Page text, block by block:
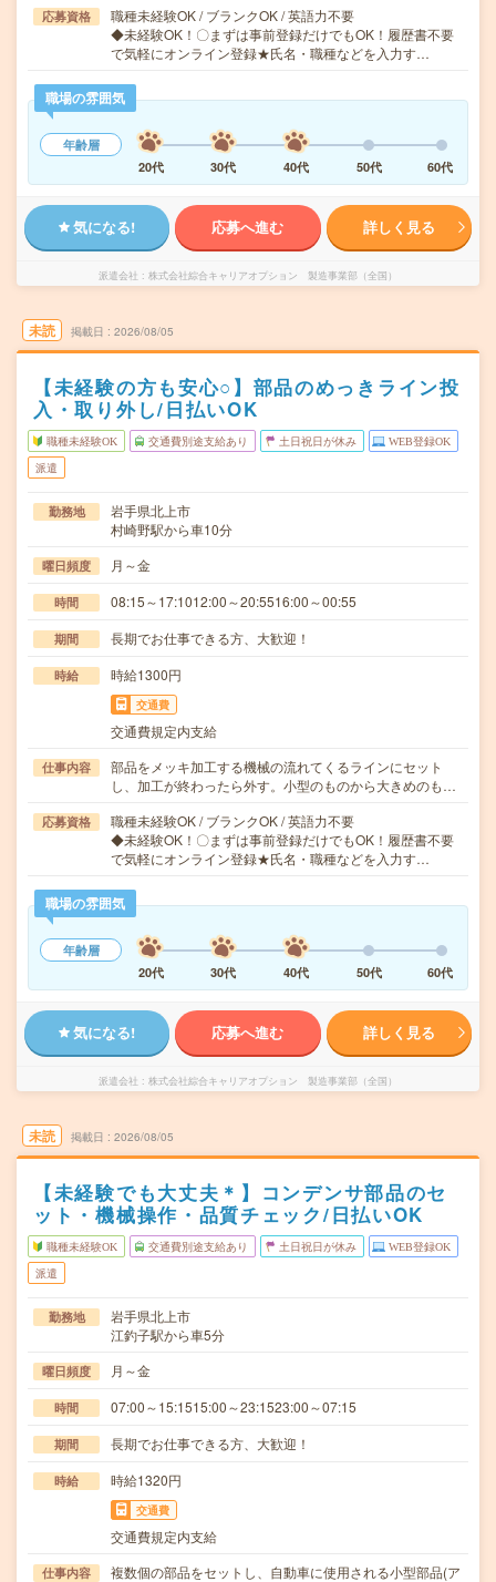
応募資格
職種未経験OK / ブランクOK / 英語力不要
◆未経験OK！〇まずは事前登録だけでもOK！履歴書不要
で気軽にオンライン登録★氏名・職種などを入力す…
職場の雰囲気
年齢層
20代
30代 40代 50代 60代
気になる! 応募へ進む 詳しく見る
派遣会社 株式会社綜合キャリアオプション 製造事業部（全国）
未読 掲載日 2026/08/05
【未経験の方も安心○】部品のめっきライン投
入・取り外し/日払いOK
職種未経験OK 交通費別途支給あり 土日祝日が休み WEB登録OK
派遣
勤務地
岩手県北上市
村崎野駅から車10分
曜日頻度 月～金
時間 08:15～17:1012:00～20:5516:00～00:55
期間 長期でお仕事できる方、大歓迎！
時給 時給1300円
交通費
交通費規定内支給
仕事内容
部品をメッキ加工する機械の流れてくるラインにセット
し、加工が終わったら外す。小型のものから大きめのも…
応募資格
職種未経験OK / ブランクOK / 英語力不要
◆未経験OK！〇まずは事前登録だけでもOK！履歴書不要
で気軽にオンライン登録★氏名・職種などを入力す…
職場の雰囲気
年齢層
20代
30代 40代 50代 60代
気になる! 応募へ進む 詳しく見る
派遣会社 株式会社綜合キャリアオプション 製造事業部（全国）
未読 掲載日 2026/08/05
【未経験でも大丈夫＊】コンデンサ部品のセ
ット・機械操作・品質チェック/日払いOK
職種未経験OK 交通費別途支給あり 土日祝日が休み WEB登録OK
派遣
勤務地
岩手県北上市
江釣子駅から車5分
曜日頻度 月～金
時間 07:00～15:1515:00～23:1523:00～07:15
期間 長期でお仕事できる方、大歓迎！
時給 時給1320円
交通費
交通費規定内支給
仕事内容
複数個の部品をセットし、自動車に使用される小型部品(ア